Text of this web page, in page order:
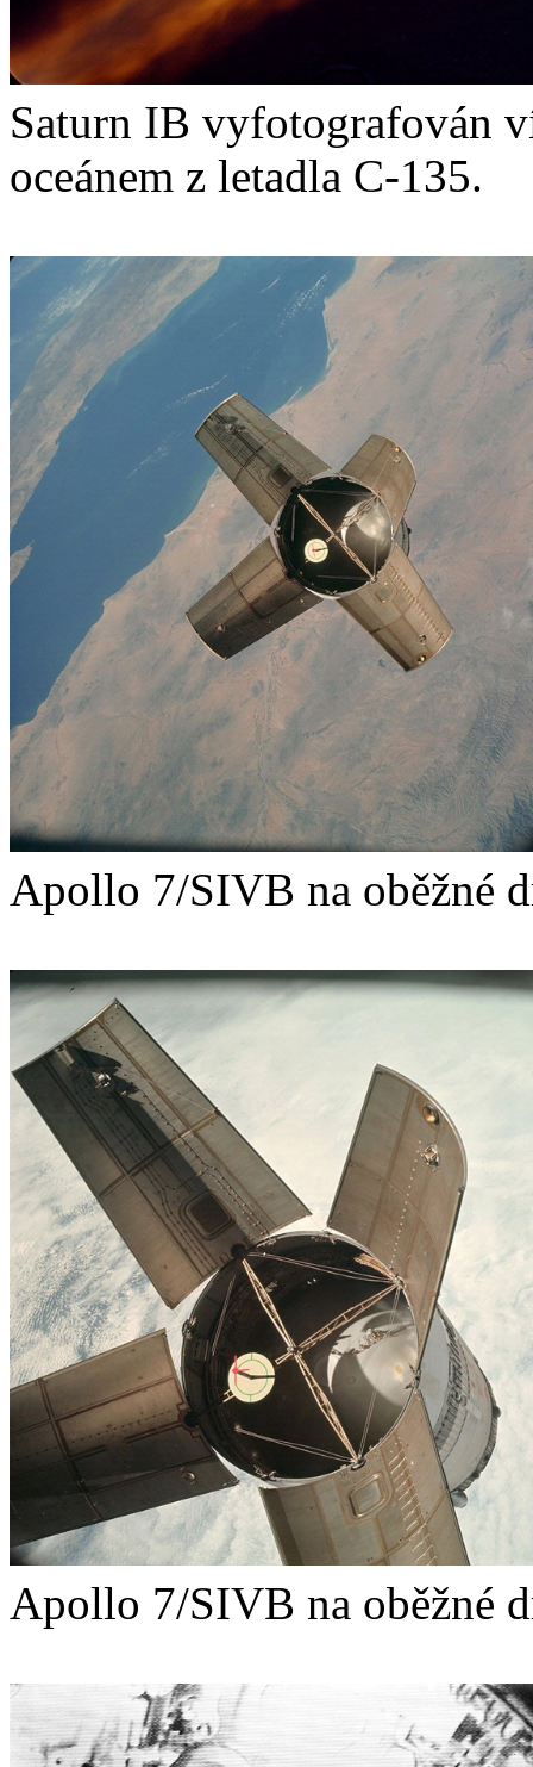
Saturn IB vyfotografován
oceánem z letadla C-135.
Apollo 7/SIVB na oběžné
Apollo 7/SIVB na oběžné